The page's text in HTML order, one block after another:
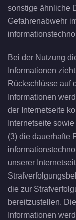
sonstige ähnliche
Gefahrenabwehr
Bei der Nutzung
Informationen
Rückschlüsse auf
Informationen
der Internetseite
Internetseite
(3) die dauerhafte
unserer
die zur
bereitzustellen.
Informationen